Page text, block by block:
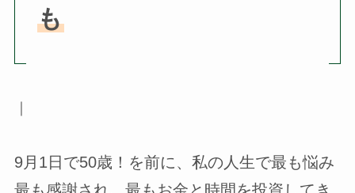
も
9月1日で50歳！を前に、私の人生で最も悩み